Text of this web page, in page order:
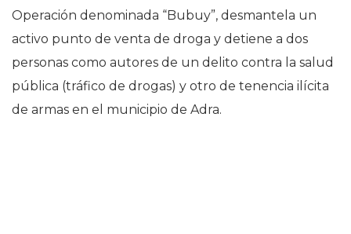
Operación denominada “Bubuy”, desmantela un
activo punto de venta de droga y detiene a dos
personas como autores de un delito contra la salud
pública (tráfico de drogas) y otro de tenencia ilícita
de armas en el municipio de Adra.